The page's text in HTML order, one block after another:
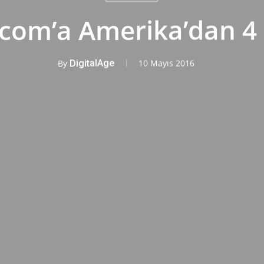
Amerika’dan
By DigitalAge 10 Mayıs 2016